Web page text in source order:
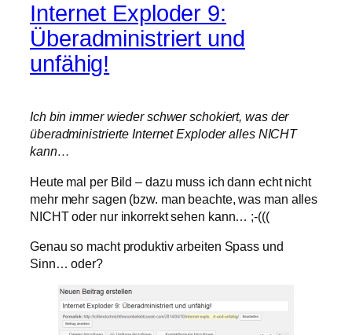
Internet Exploder 9:
Überadministriert und
unfähig!
Ich bin immer wieder schwer schokiert, was der
überadministrierte Internet Exploder alles NICHT
kann…
Heute mal per Bild – dazu muss ich dann echt nicht
mehr mehr sagen (bzw. man beachte, was man alles
NICHT oder nur inkorrekt sehen kann… ;-(((
Genau so macht produktiv arbeiten Spass und
Sinn… oder?